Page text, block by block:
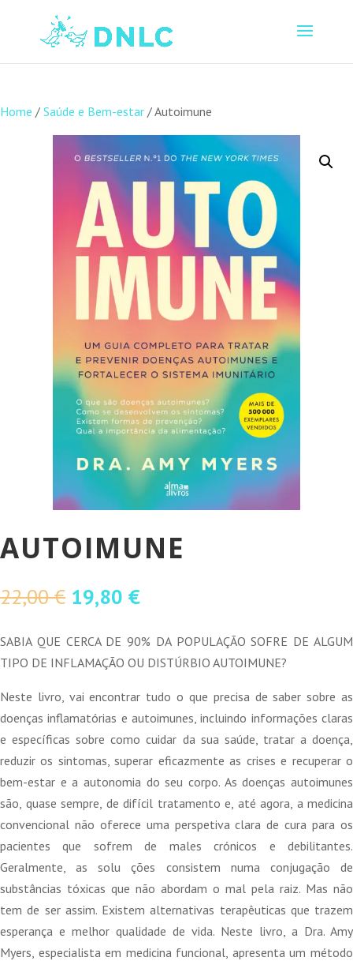
Home / Saúde e Bem-estar / Autoimune
AUTOIMUNE
22,00€ O
original
era:
19,80 €O
atual
é:
SABIA QUE CERCA DE 90% DA POPULAÇÃO SOFRE DE ALGUM
TIPO DE INFLAMAÇÃO OU DISTÚRBIO AUTOIMUNE?
Neste livro, vai encontrar tudo o que precisa de saber sobre as
doenças inflamatórias e autoimunes, incluindo informações claras
e específicas sobre como cuidar da sua saúde, tratar a doença,
reduzir os sintomas, superar eficazmente as crises e recuperar o
bem-estar e a autonomia do seu corpo. As doenças autoimunes
são, quase sempre, de difícil tratamento e, até agora, a medicina
convencional não oferece uma perspetiva clara de cura para os
pacientes que sofrem de males crónicos e debilitantes.
Geralmente, as solu ções consistem numa conjugação de
substâncias tóxicas que não abordam o mal pela raiz. Mas não
tem de ser assim. Existem alternativas terapêuticas que trazem
esperança e melhor qualidade de vida. Neste livro, a Dra. Amy
Myers, especialista em medicina funcional, apresenta um método